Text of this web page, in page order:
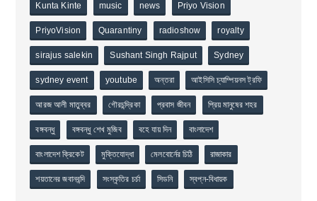
Kunta Kinte music news Priyo Vision
PriyoVision Quarantiny radioshow royalty
sirajus salekin Sushant Singh Rajput Sydney
sydney event youtube অন্তরা আইসিসি চ্যাম্পিয়নস ট্রফি
আরজ আলী মাতুব্বর গৌরচন্দ্রিকা প্রবাস জীবন প্রিয় মানুষের শহর
বঙ্গবন্ধু বঙ্গবন্ধু শেখ মুজিব বহে যায় দিন বাংলাদেশ
বাংলাদেশ ক্রিকেট মুক্তিযোদ্ধা মেলবোর্নের চিঠি রাজাকার
শয়তানের জবানবন্দি সংস্কৃতির চর্চা সিডনি স্বপ্ন-বিধায়ক